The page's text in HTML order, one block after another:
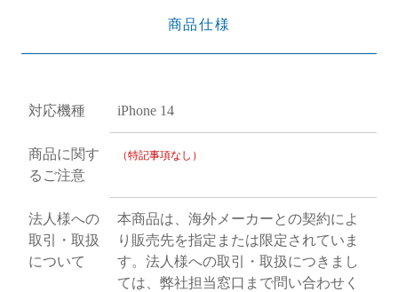
商品仕様
対応機種 iPhone 14
商品に関す
るご注意
（特記事項なし）
法人様への
取引・取扱
について
本商品は、海外メーカーとの契約によ
り販売先を指定または限定されていま
す。法人様への取引・取扱につきまし
ては、弊社担当窓口まで問い合わせく